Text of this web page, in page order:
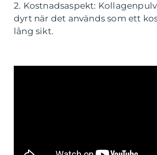
2. Kostnadsaspekt:
dyrt när det används som ett
lång sikt.